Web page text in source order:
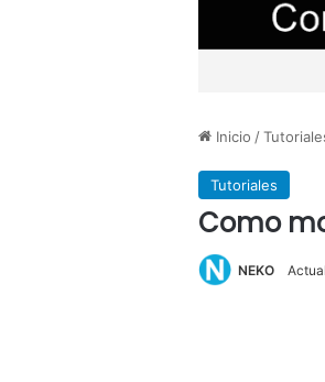
Inicio /
Tutoriales
Como
NEKO